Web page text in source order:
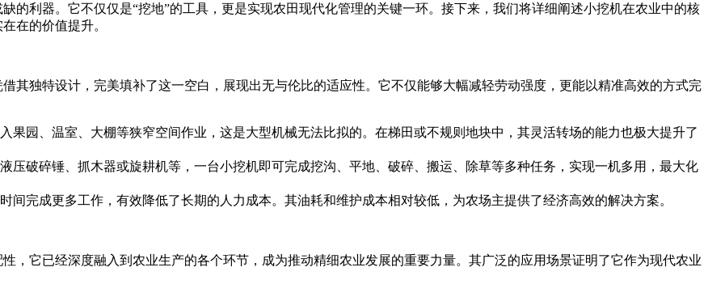
的利器。它不仅仅是“挖地”的工具，更是实现农田现代化管理的关键一环。接下来，我们将详细阐述小挖机在农业中的核
在的价值提升。
其独特设计，完美填补了这一空白，展现出无与伦比的适应性。它不仅能够大幅减轻劳动强度，更能以精准高效的方式完
果园、温室、大棚等狭窄空间作业，这是大型机械无法比拟的。在梯田或不规则地块中，其灵活转场的能力也极大提升了
压破碎锤、抓木器或旋耕机等，一台小挖机即可完成挖沟、平地、破碎、搬运、除草等多种任务，实现一机多用，最大化
间完成更多工作，有效降低了长期的人力成本。其油耗和维护成本相对较低，为农场主提供了经济高效的解决方案。
，它已经深度融入到农业生产的各个环节，成为推动精细农业发展的重要力量。其广泛的应用场景证明了它作为现代农业